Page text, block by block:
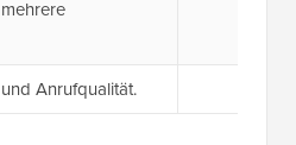
Anrufqualität.